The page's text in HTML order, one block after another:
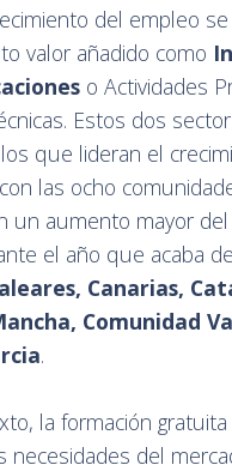
del empleo
valor añadido como
o Actividades
Estos dos
que lideran el
las ocho
un aumento mayor
el año que acaba
Canarias,
Comunidad
.
la formación
necesidades del